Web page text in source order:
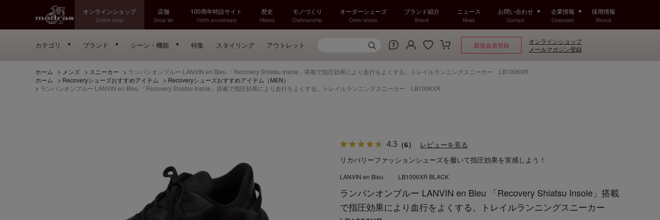
オンラインショップ
Online shop
店舗
Shop list
100周年特設サイト
100th anniversary
歴史
History
モノづくり
Craftmanship
オーダーシューズ
Order shoes
ブランド紹介
Brand
ニュース
News
お問い合わせ
Contact
企業情報
Corporate
採用情報
Recruit
カテゴリ ブランド シーン・機能 特集 スタイリング アウトレット 新規会員登録
オンラインショップ
メールマガジン登録
ホーム > メンズ > スニーカー > ランバンオンブルー LANVIN en Bleu 「Recovery Shiatsu Insole」搭載で指圧効果により血行をよくする。トレイルランニングスニーカー LB1006XR
ホーム
> Recoveryシューズおすすめアイテム > Recoveryシューズおすすめアイテム（MEN）
> ランバンオンブルー LANVIN en Bleu 「Recovery Shiatsu Insole」搭載で指圧効果により血行をよくする。トレイルランニングスニーカー LB1006XR
4.3 （6） レビューを見る
リカバリーファッションシューズを履いて指圧効果を実感しよう！
ランバンオンブルー LANVIN en Bleu 「Recovery Shiatsu Insole」搭載
で指圧効果により血行をよくする。トレイルランニングスニーカー
LANVIN en Bleu LB1006XR BLACK